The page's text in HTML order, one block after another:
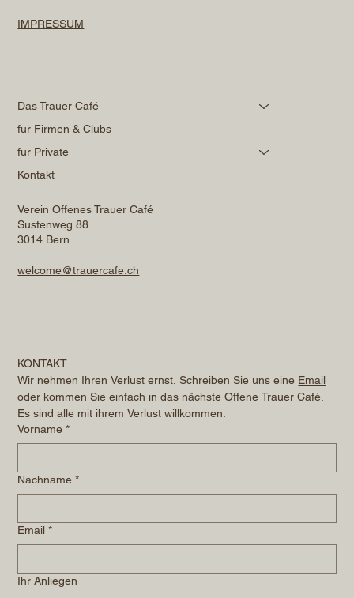
IMPRESSUM
Das Trauer Café
für Firmen & Clubs
für Private
Kontakt
Verein Offenes Trauer Café
Sustenweg 88
3014 Bern
welcome@trauercafe.ch
KONTAKT
Wir nehmen Ihren Verlust ernst. Schreiben Sie uns eine Email
oder kommen Sie einfach in das nächste Offene Trauer Café.
Es sind alle mit ihrem Verlust willkommen.
Vorname *
Nachname *
Email *
Ihr Anliegen